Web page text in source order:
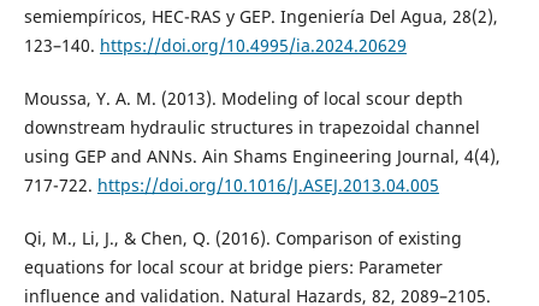
semiempíricos, HEC-RAS y GEP. Ingeniería Del Agua, 28(2),
123–140. https://doi.org/10.4995/ia.2024.20629
Moussa, Y. A. M. (2013). Modeling of local scour depth
downstream hydraulic structures in trapezoidal channel
using GEP and ANNs. Ain Shams Engineering Journal, 4(4),
717-722. https://doi.org/10.1016/J.ASEJ.2013.04.005
Qi, M., Li, J., & Chen, Q. (2016). Comparison of existing
equations for local scour at bridge piers: Parameter
influence and validation. Natural Hazards, 82, 2089–2105.